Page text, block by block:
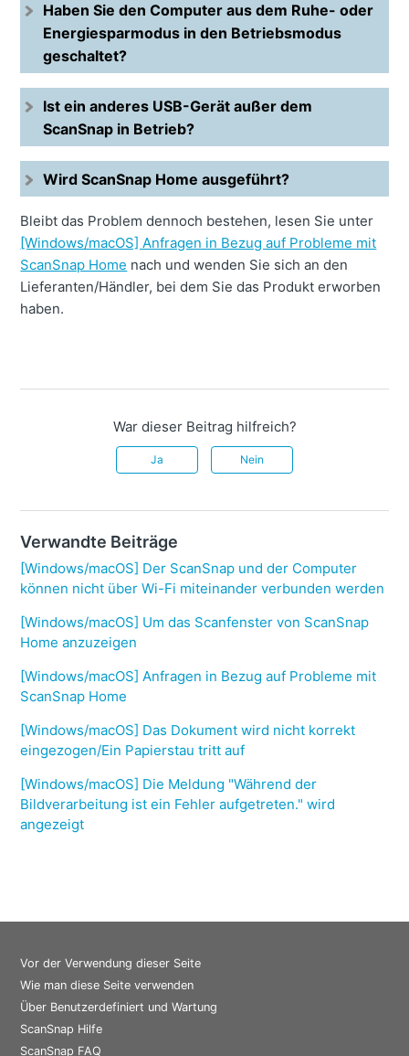
Haben Sie den Computer aus dem Ruhe- oder
Energiesparmodus in den Betriebsmodus
geschaltet?
Ist ein anderes USB-Gerät außer dem
ScanSnap in Betrieb?
Wird ScanSnap Home ausgeführt?
Bleibt das Problem dennoch bestehen, lesen Sie unter
[Windows/macOS] Anfragen in Bezug auf Probleme mit
ScanSnap Home nach und wenden Sie sich an den
Lieferanten/Händler, bei dem Sie das Produkt erworben
haben.
War dieser Beitrag hilfreich?
Ja Nein
Verwandte Beiträge
[Windows/macOS] Der ScanSnap und der Computer
können nicht über Wi-Fi miteinander verbunden werden
[Windows/macOS] Um das Scanfenster von ScanSnap
Home anzuzeigen
[Windows/macOS] Anfragen in Bezug auf Probleme mit
ScanSnap Home
[Windows/macOS] Das Dokument wird nicht korrekt
eingezogen/Ein Papierstau tritt auf
[Windows/macOS] Die Meldung "Während der
Bildverarbeitung ist ein Fehler aufgetreten." wird
angezeigt
Vor der Verwendung dieser Seite
Wie man diese Seite verwenden
Über Benutzerdefiniert und Wartung
ScanSnap Hilfe
ScanSnap FAQ